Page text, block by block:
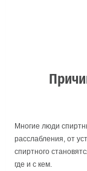
Многие люди
расслабления, от
спиртного
где и с кем.